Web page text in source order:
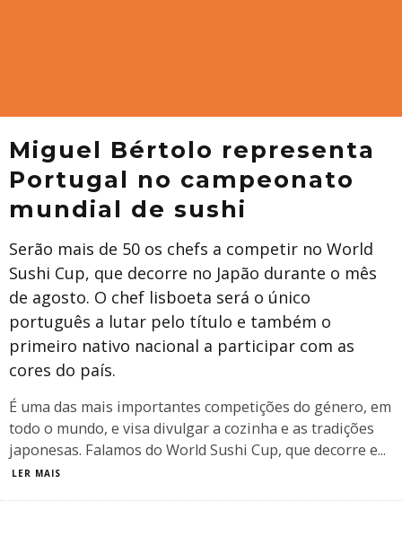
Miguel Bértolo representa
Portugal no campeonato
mundial de sushi
Serão mais de 50 os chefs a competir no World
Sushi Cup, que decorre no Japão durante o mês
de agosto. O chef lisboeta será o único
português a lutar pelo título e também o
primeiro nativo nacional a participar com as
cores do país.
É uma das mais importantes competições do género, em
todo o mundo, e visa divulgar a cozinha e as tradições
japonesas. Falamos do World Sushi Cup, que decorre e...
LER MAIS